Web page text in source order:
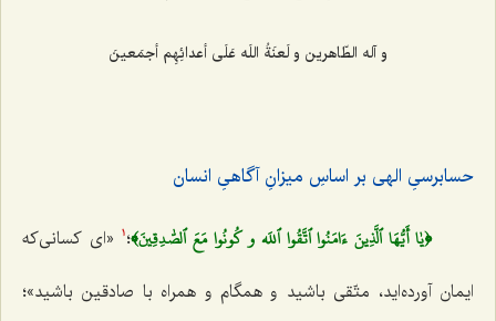
و آله الطّاهرین و لَعنَةُ اللَه عَلَی أعدائِهِم أجمَعینَ
حسابرسیِ الهی بر اساسِ میزانِ آگاهیِ انسان
﴿يٰا أَيُّهَا ٱلَّذِينَ ءَامَنُوا ٱتَّقُوا ٱللَه و كُونُوا مَعَ ٱلصّٰدِقِينَ﴾؛ 1
«ای کسانی‌که
ایمان آورده‌اید، متّقی باشید و همگام و همراه با صادقین باشید»؛